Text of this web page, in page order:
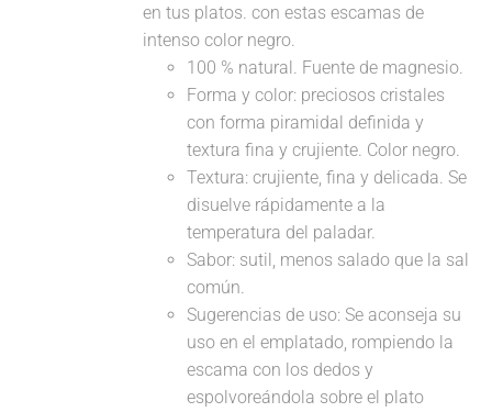
en tus platos. con estas escamas de
intenso color negro.
100 % natural. Fuente de magnesio.
Forma y color: preciosos cristales
con forma piramidal definida y
textura fina y crujiente. Color negro.
Textura: crujiente, fina y delicada. Se
disuelve rápidamente a la
temperatura del paladar.
Sabor: sutil, menos salado que la sal
común.
Sugerencias de uso: Se aconseja su
uso en el emplatado, rompiendo la
escama con los dedos y
espolvoreándola sobre el plato